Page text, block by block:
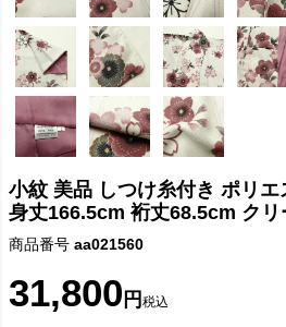
小紋 美品 しつけ糸付き ポリ
身丈166.5cm 裄丈68.5cm クリ
商品番号 aa021560
31,800 税込